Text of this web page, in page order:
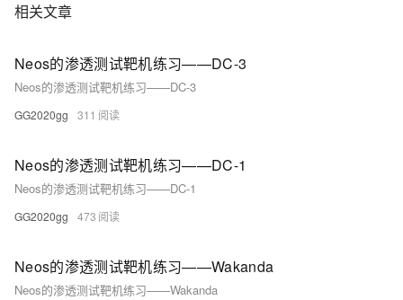
相关文章
Neos的渗透测试靶机练习——DC-3
Neos的渗透测试靶机练习——DC-3
GG2020gg 311
Neos的渗透测试靶机练习——DC-1
Neos的渗透测试靶机练习——DC-1
GG2020gg 473
Neos的渗透测试靶机练习——Wakanda
Neos的渗透测试靶机练习——Wakanda